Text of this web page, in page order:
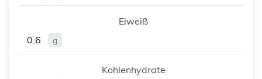
Eiweiß
0.6
g
Kohlenhydrate